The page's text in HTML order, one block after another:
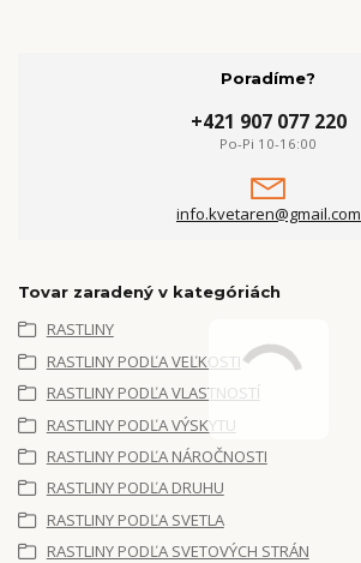
Poradíme?
+421 907 077 220
Po-Pi 10-16:00
info.kvetaren@gmail.com
Tovar zaradený v kategóriách
RASTLINY
RASTLINY PODĽA VEĽKOSTI
RASTLINY PODĽA VLASTNOSTÍ
RASTLINY PODĽA VÝSKYTU
RASTLINY PODĽA NÁROČNOSTI
RASTLINY PODĽA DRUHU
RASTLINY PODĽA SVETLA
RASTLINY PODĽA SVETOVÝCH STRÁN